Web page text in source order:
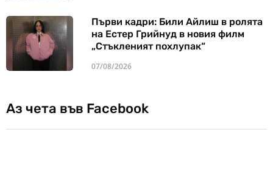
Първи кадри: Били Айлиш в ролята
на Естер Грийнуд в новия филм
„Стъкленият похлупак“
07/08/2026
Аз чета във Facebook